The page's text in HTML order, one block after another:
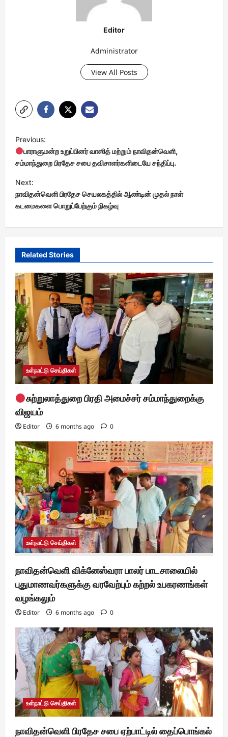
Editor
Administrator
View All Posts
o
s
t
n
a
v
g
a
t
i
o
n
Previous:
பாராளுமன்ற உறுப்பினர் வாஸித் மற்றும் நாவிதன்வெளி,
சம்மாந்துறை பிரதேச சபை தவிசாளர்களிடையே சந்திப்பு.
Next:
நாவிதன்வெளி பிரதேச செயலகத்தில் ஆண்டின் முதல் நாள்
கடமைகளை பொறுப்பேற்கும் நிகழ்வு
Related Stories
உள்நாட்டு செய்திகள்
சுற்றுலாத்துறை பிரதி அமைச்சர் சம்மாந்துறைக்கு
விஜயம்
Editor 6 months ago 0
உள்நாட்டு செய்திகள்
நாவிதன்வெளி விக்னேஸ்வரா பாலர் பாடசாலையில்
புதுமாணவர்களுக்கு வரவேற்பும் கற்றல் உபகரணங்கள்
வழங்கலும்
Editor 6 months ago 0
உள்நாட்டு செய்திகள்
நாவிதன்வெளி பிரதேச சபை ஏற்பாட்டில் தைப்பொங்கல்